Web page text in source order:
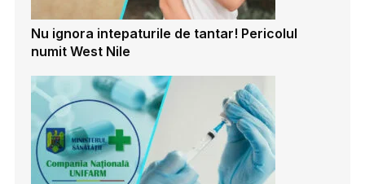
Nu ignora intepaturile de tantar! Pericolul
numit West Nile